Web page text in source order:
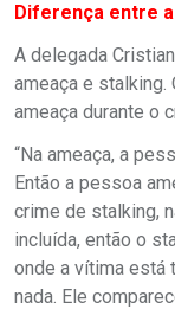
Diferença entre
A delegada
ameaça e stalking.
ameaça durante o
“Na ameaça, a
Então a pessoa
crime de stalking,
incluída, então o
onde a vítima está
nada. Ele